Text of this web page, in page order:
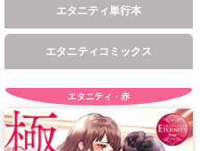
エタニティ単行本
エタニティコミックス
エタニティ・赤